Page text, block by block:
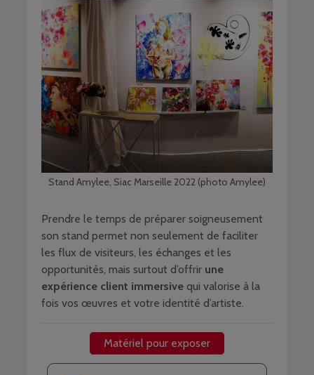
Stand Amylee, Siac Marseille 2022 (photo Amylee)
Prendre le temps de préparer soigneusement
son stand permet non seulement de faciliter
les flux de visiteurs, les échanges et les
opportunités, mais surtout d’offrir une
expérience client immersive qui valorise à la
fois vos œuvres et votre identité d’artiste.
Matériel pour exposer